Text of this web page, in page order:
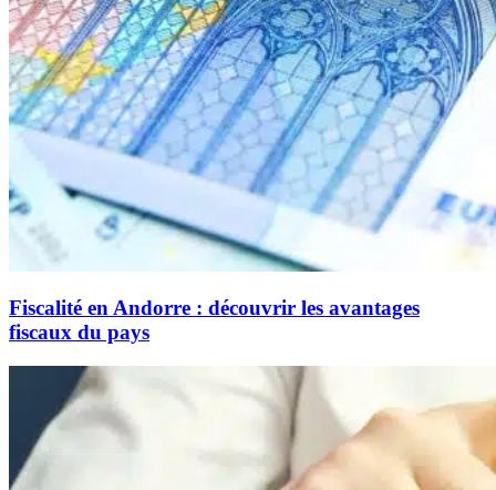
Fiscalité en Andorre : découvrir les avantages
fiscaux du pays